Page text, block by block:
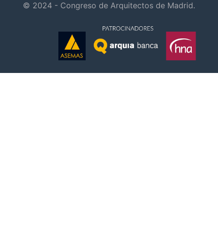
© 2024 - Congreso de Arquitectos de Madrid.